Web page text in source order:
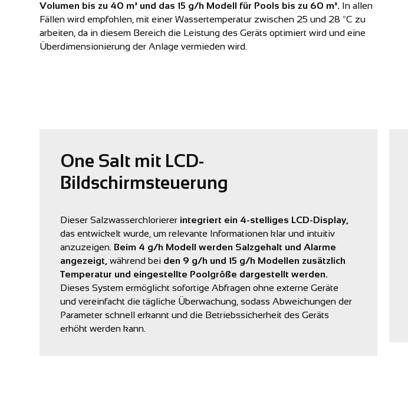
Volumen bis zu 40 m³ und das 15 g/h Modell für Pools bis zu 60 m³. In allen
Fällen wird empfohlen, mit einer Wassertemperatur zwischen 25 und 28 ºC zu
arbeiten, da in diesem Bereich die Leistung des Geräts optimiert wird und eine
Überdimensionierung der Anlage vermieden wird.
One Salt mit LCD-
Bildschirmsteuerung
Dieser Salzwasserchlorierer integriert ein 4-stelliges LCD-Display,
das entwickelt wurde, um relevante Informationen klar und intuitiv
anzuzeigen. Beim 4 g/h Modell werden Salzgehalt und Alarme
angezeigt, während bei den 9 g/h und 15 g/h Modellen zusätzlich
Temperatur und eingestellte Poolgröße dargestellt werden.
Dieses System ermöglicht sofortige Abfragen ohne externe Geräte
und vereinfacht die tägliche Überwachung, sodass Abweichungen der
Parameter schnell erkannt und die Betriebssicherheit des Geräts
erhöht werden kann.